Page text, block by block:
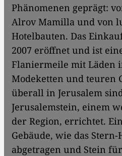
Phänomenen geprägt:
Alrov Mamilla und von
Hotelbauten. Das
2007 eröffnet und ist
Flaniermeile mit Läden
Modeketten und teuren
überall in Jerusalem
Jerusalemstein, einem
der Region, errichtet.
Gebäude, wie das
abgetragen und Stein